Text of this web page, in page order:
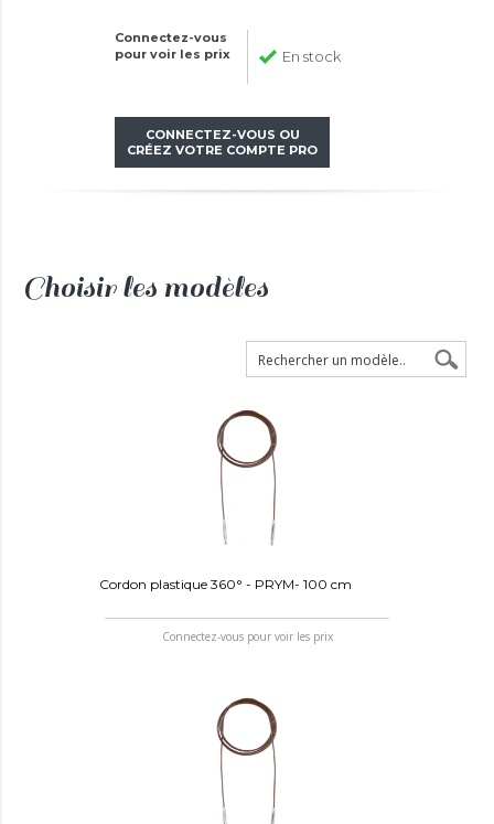
Connectez-vous
pour voir les prix
En stock
CONNECTEZ-VOUS OU
CRÉEZ VOTRE COMPTE PRO
Choisir les modèles
Cordon plastique 360° - PRYM- 100 cm
Connectez-vous pour voir les prix